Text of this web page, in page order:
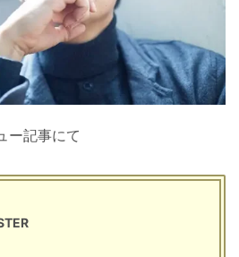
ー記事にて